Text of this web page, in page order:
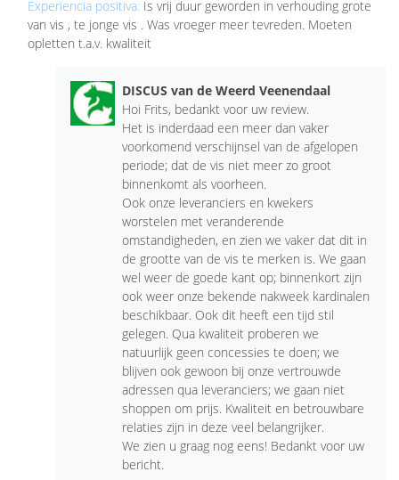
Experiencia positiva: Is vrij duur geworden in verhouding grote
van vis , te jonge vis . Was vroeger meer tevreden. Moeten
opletten t.a.v. kwaliteit
DISCUS van de Weerd Veenendaal
Hoi Frits, bedankt voor uw review.
Het is inderdaad een meer dan vaker
voorkomend verschijnsel van de afgelopen
periode; dat de vis niet meer zo groot
binnenkomt als voorheen.
Ook onze leveranciers en kwekers
worstelen met veranderende
omstandigheden, en zien we vaker dat dit in
de grootte van de vis te merken is. We gaan
wel weer de goede kant op; binnenkort zijn
ook weer onze bekende nakweek kardinalen
beschikbaar. Ook dit heeft een tijd stil
gelegen. Qua kwaliteit proberen we
natuurlijk geen concessies te doen; we
blijven ook gewoon bij onze vertrouwde
adressen qua leveranciers; we gaan niet
shoppen om prijs. Kwaliteit en betrouwbare
relaties zijn in deze veel belangrijker.
We zien u graag nog eens! Bedankt voor uw
bericht.